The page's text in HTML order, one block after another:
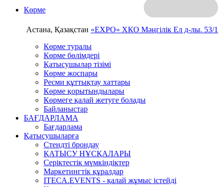
Астана, Қазақстан «EXPO» ХКО Мәңгілік Ел д-лы. 53/1
Көрме
Көрме туралы
Көрме бөлімдері
Қатысушылар тізімі
Көрме жоспары
Ресми құттықтау хаттары
Көрме қорытындылары
Көрмеге қалай жетуге болады
Байланыстар
БАҒДАРЛАМА
Бағдарлама
Қатысушыларға
Стендті брондау
ҚАТЫСУ НҰСҚАЛАРЫ
Серіктестік мүмкіндіктер
Маркетингтік құралдар
ITECA.EVENTS - қалай жұмыс істейді